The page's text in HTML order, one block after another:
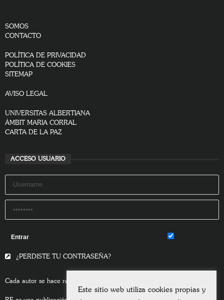
SOMOS
CONTACTO
POLÍTICA DE PRIVACIDAD
POLÍTICA DE COOKIES
SITEMAP
AVISO LEGAL
UNIVERSITAS ALBERTIANA
ÀMBIT MARIA CORRAL
CARTA DE LA PAZ
ACCESO USUARIO
¿PERDISTE TU CONTRASEÑA?
Cada autor se hace responsable del contenido de sus escritos.
Este sitio web utiliza cookies propias y